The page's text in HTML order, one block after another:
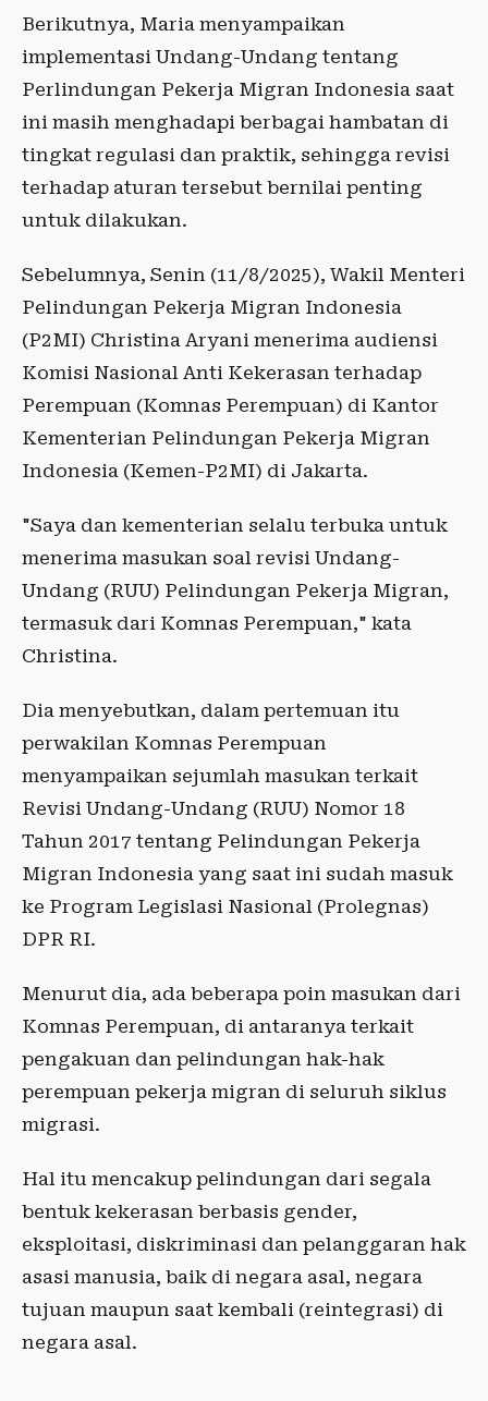
Berikutnya, Maria menyampaikan
implementasi Undang-Undang tentang
Perlindungan Pekerja Migran Indonesia saat
ini masih menghadapi berbagai hambatan di
tingkat regulasi dan praktik, sehingga revisi
terhadap aturan tersebut bernilai penting
untuk dilakukan.
Sebelumnya, Senin (11/8/2025), Wakil Menteri
Pelindungan Pekerja Migran Indonesia
(P2MI) Christina Aryani menerima audiensi
Komisi Nasional Anti Kekerasan terhadap
Perempuan (Komnas Perempuan) di Kantor
Kementerian Pelindungan Pekerja Migran
Indonesia (Kemen-P2MI) di Jakarta.
"Saya dan kementerian selalu terbuka untuk
menerima masukan soal revisi Undang-
Undang (RUU) Pelindungan Pekerja Migran,
termasuk dari Komnas Perempuan," kata
Christina.
Dia menyebutkan, dalam pertemuan itu
perwakilan Komnas Perempuan
menyampaikan sejumlah masukan terkait
Revisi Undang-Undang (RUU) Nomor 18
Tahun 2017 tentang Pelindungan Pekerja
Migran Indonesia yang saat ini sudah masuk
ke Program Legislasi Nasional (Prolegnas)
DPR RI.
Menurut dia, ada beberapa poin masukan dari
Komnas Perempuan, di antaranya terkait
pengakuan dan pelindungan hak-hak
perempuan pekerja migran di seluruh siklus
migrasi.
Hal itu mencakup pelindungan dari segala
bentuk kekerasan berbasis gender,
eksploitasi, diskriminasi dan pelanggaran hak
asasi manusia, baik di negara asal, negara
tujuan maupun saat kembali (reintegrasi) di
negara asal.